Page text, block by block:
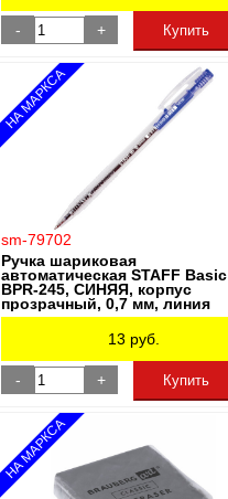
- + Купить
НА МАРКСА
sm-79702
Ручка шариковая
автоматическая STAFF Basic
BPR-245, СИНЯЯ, корпус
прозрачный, 0,7 мм, линия
письма 0,35 мм, 142396
13 руб.
- + Купить
НА МАРКСА